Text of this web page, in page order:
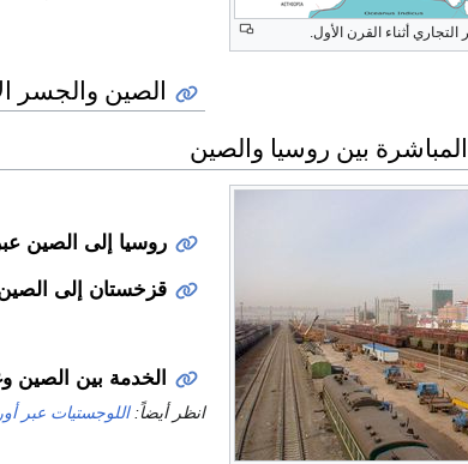
أثناء القرن الأول.
الصين والجسر
بين روسيا والصين
روسيا إلى الصين
قزخستان إلى
الخدمة بين الصين
انظر أيضاً:اللوجستيات عبر